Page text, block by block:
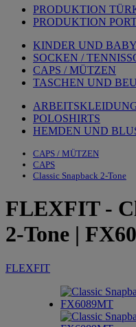
PRODUKTION
PRODUKTION
KINDER UND BABY
SOCKEN /
CAPS / MÜTZEN
TASCHEN UND
POLOSHIRTS
HEMDEN UND
CAPS / MÜTZEN
CAPS
Classic Snapback 2-Tone
FLEXFIT-
2-Tone |
FLEXFIT